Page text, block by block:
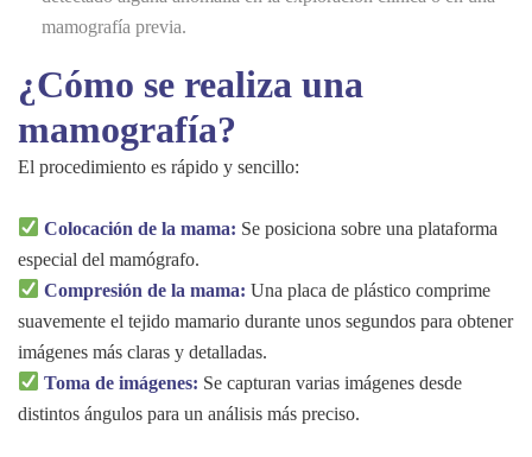
mamografía previa.
¿Cómo se realiza una
mamografía?
El procedimiento es rápido y sencillo:
Colocación de la mama: Se posiciona sobre una plataforma
especial del mamógrafo.
Compresión de la mama: Una placa de plástico comprime
suavemente el tejido mamario durante unos segundos para obtener
imágenes más claras y detalladas.
Toma de imágenes: Se capturan varias imágenes desde
distintos ángulos para un análisis más preciso.